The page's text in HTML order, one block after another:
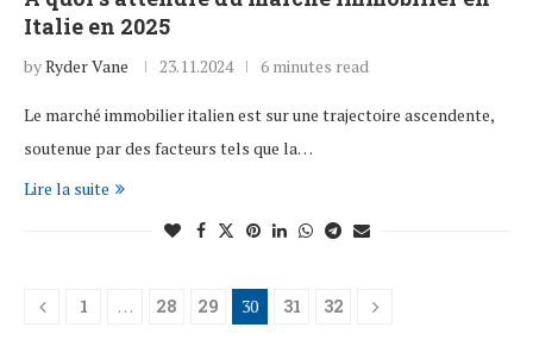
Italie en 2025
byRyder Vane 23.11.2024 6 minutes read
Le marché immobilier italien est sur une trajectoire ascendente,
soutenue par des facteurs tels que la…
Lire la suite
1 … 28 29 30 31 32